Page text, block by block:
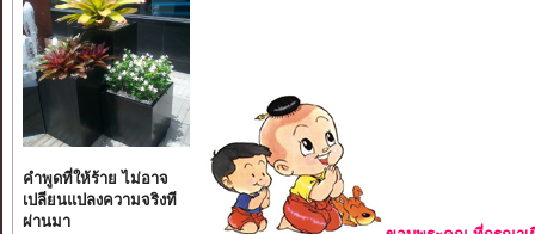
คำพูดที่ให้ร้าย ไม่อาจ
เปลียนแปลงความจริงที
ผ่านมา